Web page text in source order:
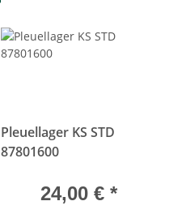
Pleuellager KS STD
87801600
24,00 € *